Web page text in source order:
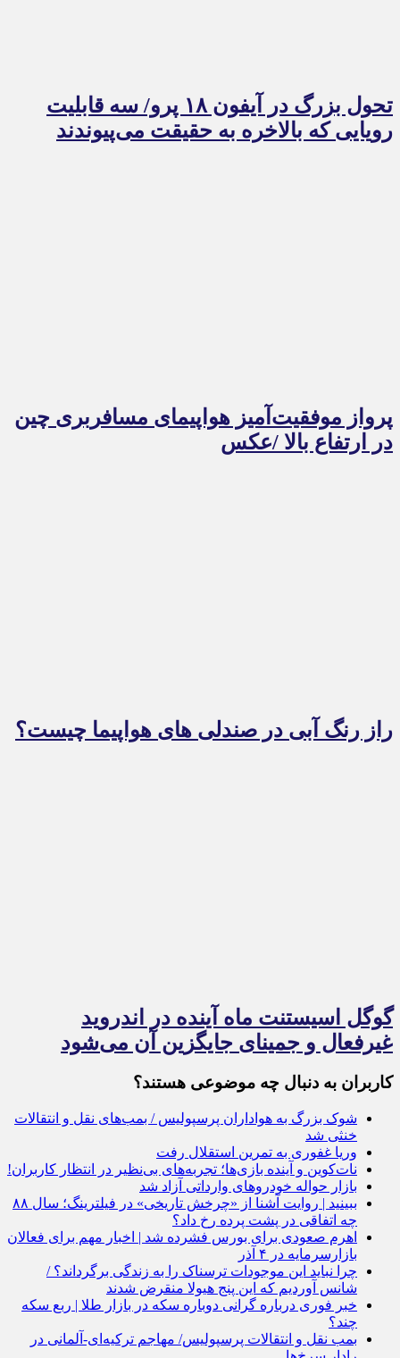
تحول بزرگ در آیفون ۱۸ پرو/ سه قابلیت
رویایی که بالاخره به حقیقت می‌پیوندند
پرواز موفقیت‌آمیز هواپیمای مسافربری چین
در ارتفاع بالا /عکس
راز رنگ آبی در صندلی های هواپیما چیست؟
گوگل اسیستنت ماه آینده در اندروید
غیرفعال و جمینای جایگزین آن می‌شود
کاربران به دنبال چه موضوعی هستند؟
شوک بزرگ به هواداران پرسپولیس / بمب‌های نقل و انتقالات
خنثی شد
وریا غفوری به تمرین استقلال رفت
نات‌کوین و آینده بازی‌ها؛ تجربه‌های بی‌نظیر در انتظار کاربران!
بازار حواله خودروهای وارداتی آزاد شد
ببینید | روایت آشنا از «چرخش تاریخی» در فیلترینگ؛ سال ۸۸
چه اتفاقی در پشت پرده رخ داد؟
اهرم صعودی برای بورس فشرده شد | اخبار مهم برای فعالان
بازارسرمایه در ۴ آذر
چرا نباید این موجودات ترسناک را به زندگی برگرداند؟ /
شانس آوردیم که این پنج هیولا منقرض شدند
خبر فوری درباره گرانی دوباره سکه در بازار طلا | ربع سکه
چند؟
بمب نقل و انتقالات پرسپولیس/ مهاجم ترکیه‌ای-آلمانی در